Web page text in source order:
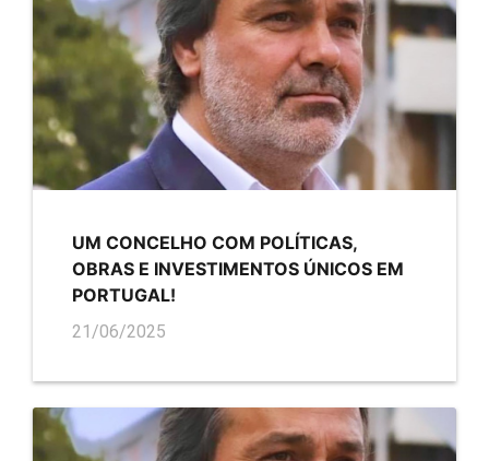
UM CONCELHO COM POLÍTICAS,
OBRAS E INVESTIMENTOS ÚNICOS EM
PORTUGAL!
21/06/2025